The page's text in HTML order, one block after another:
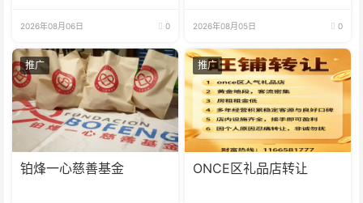
2026年08月06日 0 2026年08月05日 0
推广
铂烽一心慈善基金
推广
ONCE区礼品店转让